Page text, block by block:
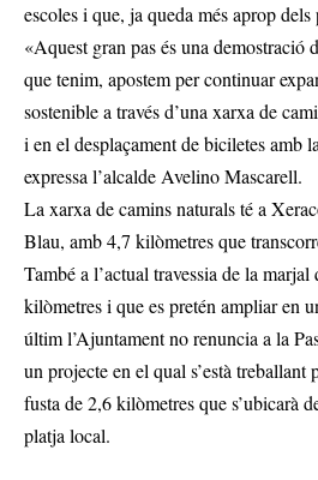
escoles i que, ja queda més aprop
«Aquest gran pas és una demostració
que tenim, apostem per continuar
sostenible a través d’una xarxa de
i en el desplaçament de biciletes amb
expressa l’alcalde Avelino Mascarell.
La xarxa de camins naturals té a
Blau, amb 4,7 kilòmetres que
També a l’actual travessia de la
kilòmetres i que es pretén ampliar en
últim l’Ajuntament no renuncia a la
un projecte en el qual s’està treballant
fusta de 2,6 kilòmetres que s’ubicarà
platja local.